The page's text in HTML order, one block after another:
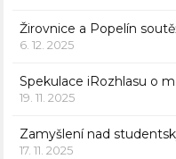
Žirovnice a Popelín
6. 12. 2025
Spekulace iRozhlasu o
19. 11. 2025
Zamyšlení nad
17. 11. 2025